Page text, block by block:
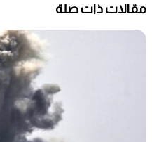
مقالات ذات صلة